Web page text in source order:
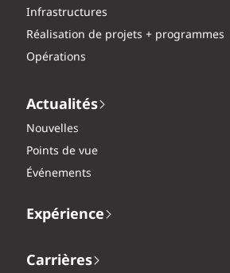
Infrastructures
Réalisation de projets + programmes
Opérations
Actualités
Nouvelles
Points de vue
Événements
Expérience
Carrières